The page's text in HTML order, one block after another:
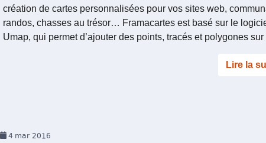
création de cartes personnalisées pour vos sites web,
randos, chasses au trésor… Framacartes est basé sur le
Umap, qui permet d’ajouter des points, tracés et polygones
Lire la
4 mar 2016